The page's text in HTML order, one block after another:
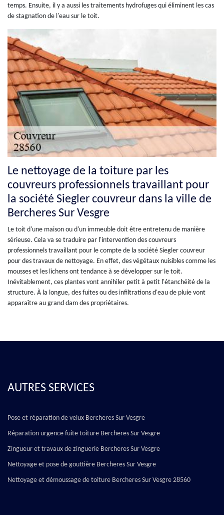
temps. Ensuite, il y a aussi les traitements hydrofuges qui éliminent les cas
de stagnation de l'eau sur le toit.
Le nettoyage de la toiture par les
couvreurs professionnels travaillant pour
la société Siegler couvreur dans la ville de
Bercheres Sur Vesgre
Le toit d'une maison ou d'un immeuble doit être entretenu de manière
sérieuse. Cela va se traduire par l'intervention des couvreurs
professionnels travaillant pour le compte de la société Siegler couvreur
pour des travaux de nettoyage. En effet, des végétaux nuisibles comme les
mousses et les lichens ont tendance à se développer sur le toit.
Inévitablement, ces plantes vont annihiler petit à petit l'étanchéité de la
structure. À la longue, des fuites ou des infiltrations d'eau de pluie vont
apparaître au grand dam des propriétaires.
AUTRES SERVICES
Pose et réparation de velux Bercheres Sur Vesgre
Réparation urgence fuite toiture Bercheres Sur Vesgre
Zingueur et travaux de zinguerie Bercheres Sur Vesgre
Nettoyage et pose de gouttière Bercheres Sur Vesgre
Nettoyage et démoussage de toiture Bercheres Sur Vesgre 28560